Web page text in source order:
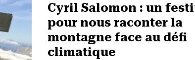
Cyril Salomon : un
pour nous raconter la
montagne face au défi
climatique